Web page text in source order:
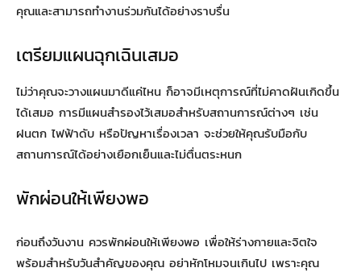
คุณและสามารถทำงานร่วมกันได้อย่างราบรื่น
เตรียมแผนฉุกเฉินเสมอ
ไม่ว่าคุณจะวางแผนมาดีแค่ไหน ก็อาจมีเหตุการณ์ที่ไม่คาดฝันเกิดขึ้น
ได้เสมอ การมีแผนสำรองไว้เสมอสำหรับสถานการณ์ต่างๆ เช่น
ฝนตก ไฟฟ้าดับ หรือปัญหาเรื่องเวลา จะช่วยให้คุณรับมือกับ
สถานการณ์ได้อย่างเยือกเย็นและไม่ตื่นตระหนก
พักผ่อนให้เพียงพอ
ก่อนถึงวันงาน ควรพักผ่อนให้เพียงพอ เพื่อให้ร่างกายและจิตใจ
พร้อมสำหรับวันสำคัญของคุณ อย่าหักโหมจนเกินไป เพราะคุณ